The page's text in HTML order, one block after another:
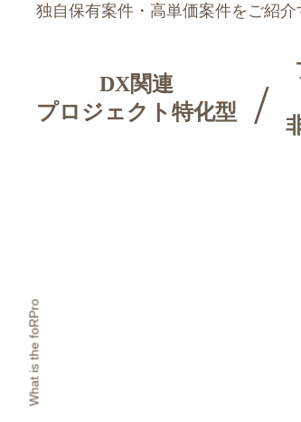
独自保有案件・高単価案件をご紹
DX関連
プロジェクト特化型